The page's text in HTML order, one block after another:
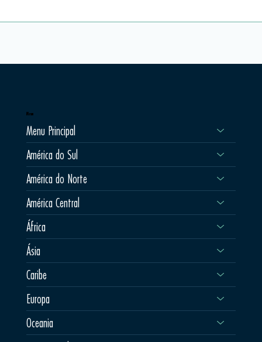
Menu
Menu Principal
América do Sul
América do Norte
América Central
África
Ásia
Caribe
Europa
Oceania